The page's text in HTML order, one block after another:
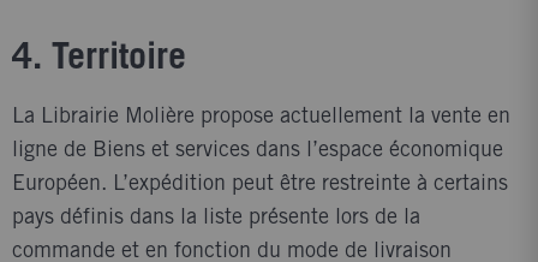
4. Territoire
La Librairie Molière propose actuellement la vente en
ligne de Biens et services dans l’espace économique
Européen. L’expédition peut être restreinte à certains
pays définis dans la liste présente lors de la
commande et en fonction du mode de livraison